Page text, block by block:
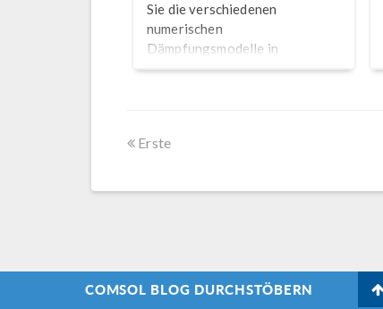
Sie die verschiedenen
numerischen
Dämpfungsmodelle in
COMSOL Multiphysics
Erste
COMSOL BLOG DURCHSTÖBERN